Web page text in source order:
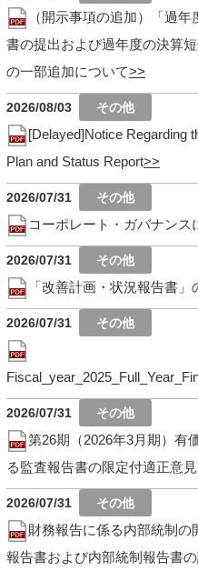
（開示事項の追加）「過
書の提出および過年度の決算
の一部追加について
2026/08/03
[Delayed]Notice Regarding
Plan and Status Report
2026/07/31
コーポレート・ガバナンス
2026/07/31
「改善計画・状況報告書
2026/07/31
2026/07/31
第26期（2026年3月期）有
る監査報告書の限定付適正意
2026/07/31
財務報告に係る内部統制の
報告書および内部統制報告書